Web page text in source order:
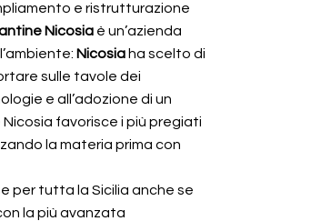
e ristrutturazione
Nicosia è un’azienda
Nicosia ha scelto di
sulle tavole dei
e all’adozione di un
favorisce i più pregiati
la materia prima con
per tutta la Sicilia anche se
la più avanzata